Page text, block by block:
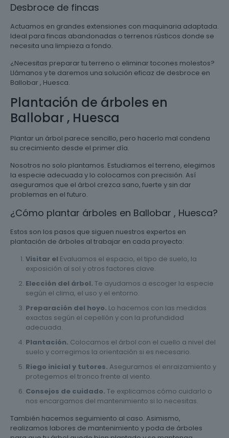
Desbroce de fincas
Actuamos en grandes extensiones con maquinaria adaptada.
Ideal para fincas abandonadas o terrenos rústicos donde se
necesita una limpieza a fondo.
¿Necesitas preparar tu terreno o eliminar tocones molestos?
Llámanos y te daremos una solución eficaz de desbroce en
Ballobar , Huesca.
Plantación de árboles en
Ballobar , Huesca
Plantar un árbol parece sencillo, pero hacerlo mal condena
su crecimiento desde el primer día.
Nosotros no solo plantamos. Estudiamos el terreno, elegimos
la especie adecuada y lo colocamos con precisión. Así
aseguramos que el árbol crezca sano, fuerte y sin dar
problemas en el futuro.
¿Cómo plantar árboles en Ballobar , Huesca?
Estos son los pasos que siguen nuestros expertos en
plantación de árboles al trabajar en cada proyecto:
Visitar el Evaluamos el espacio, el tipo de suelo, la
exposición al sol y otros factores clave.
Elección del árbol. Te ayudamos a escoger la especie
según el clima, el uso y el entorno.
Preparación del hoyo. Lo hacemos con las medidas
exactas según el cepellón y con la profundidad
adecuada.
Plantación. Colocamos el árbol con el cuello a nivel del
suelo y corregimos la orientación si es necesario.
Riego inicial y tutores. Aseguramos el enraizamiento y
protegemos el tronco frente al viento.
Consejos de cuidado. Te explicamos cómo cuidarlo o
nos encargamos del mantenimiento si lo necesitas.
También hacemos seguimiento al caso. Asimismo,
realizamos labores de mantenimiento y poda de árboles